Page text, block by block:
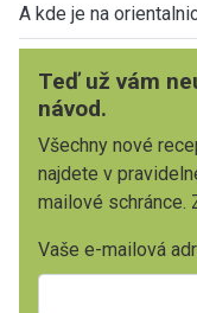
A kde je na
Teď už vám
návod.
Všechny nové
najdete v
mailové schránce.
Vaše e-mailová